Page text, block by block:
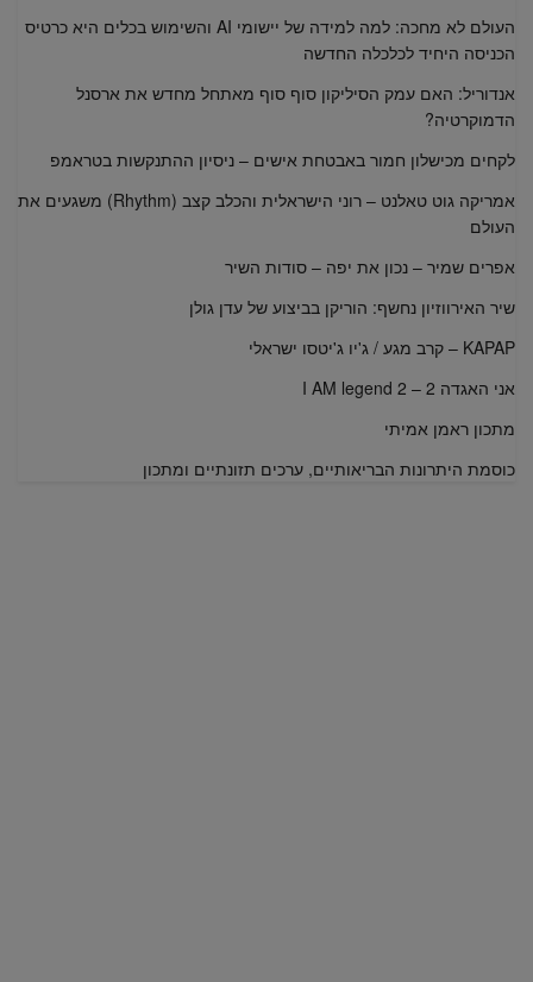
העולם לא מחכה: למה למידה של יישומי AI והשימוש בכלים היא כרטיס
הכניסה היחיד לכלכלה החדשה
אנדוריל: האם עמק הסיליקון סוף סוף מאתחל מחדש את ארסנל
הדמוקרטיה?
לקחים מכישלון חמור באבטחת אישים – ניסיון ההתנקשות בטראמפ
אמריקה גוט טאלנט – רוני הישראלית והכלב קצב (Rhythm) משגעים את
העולם
אפרים שמיר – נכון את יפה – סודות השיר
שיר האירווזיון נחשף: הוריקן בביצוע של עדן גולן
KAPAP – קרב מגע / ג'יו ג'יטסו ישראלי
אני האגדה 2 – I AM legend 2
מתכון ראמן אמיתי
כוסמת היתרונות הבריאותיים, ערכים תזונתיים ומתכון